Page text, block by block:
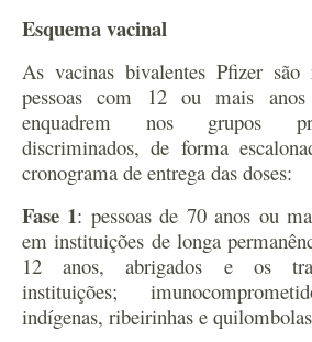
Esquema vacinal
As vacinas bivalentes Pfizer são
pessoas com 12 ou mais
enquadrem nos grupos
discriminados, de forma
cronograma de entrega das doses:
Fase 1: pessoas de 70 anos ou
em instituições de longa
12 anos, abrigados e os
instituições;
indígenas, ribeirinhas e